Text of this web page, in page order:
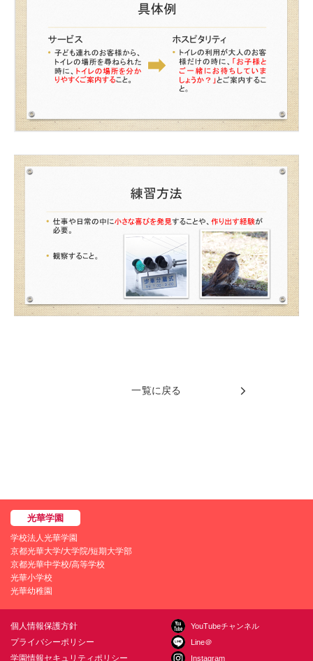
一覧に戻る
学校法人光華学園
京都光華大学/大学院/短期大学部
京都光華中学校/高等学校
光華小学校
光華幼稚園
個人情報保護方針
プライバシーポリシー
学園情報セキュリティポリシー
YouTubeチャンネル
Line＠
Instagram